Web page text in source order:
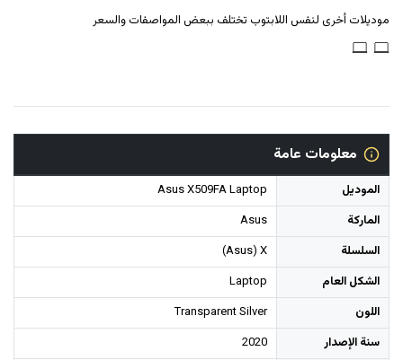
موديلات أخرى لنفس اللابتوب تختلف ببعض المواصفات والسعر
معلومات عامة
الموديل
Asus X509FA Laptop
الماركة
Asus
السلسلة
(Asus) X
الشكل العام
Laptop
اللون
Transparent Silver
سنة الإصدار
2020